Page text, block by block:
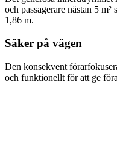
och passagerare nästan 5
1,86 m.
Säker på vägen
Den konsekvent
och funktionellt för att ge